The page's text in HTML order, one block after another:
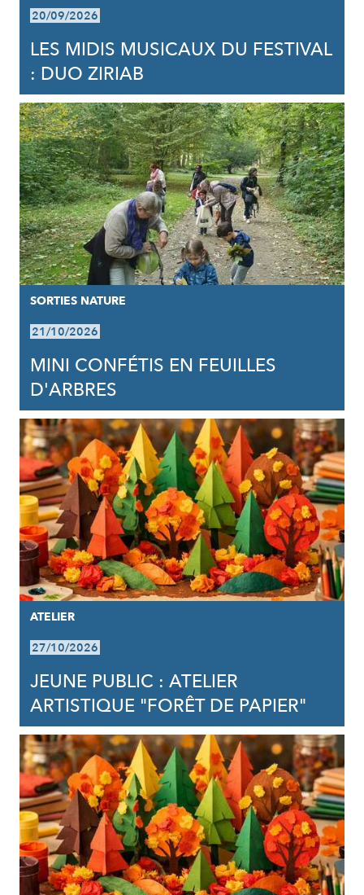
20/09/2026
LES MIDIS MUSICAUX DU FESTIVAL
: DUO ZIRIAB
SORTIES NATURE
21/10/2026
MINI CONFÉTIS EN FEUILLES
D'ARBRES
ATELIER
27/10/2026
JEUNE PUBLIC : ATELIER
ARTISTIQUE "FORÊT DE PAPIER"